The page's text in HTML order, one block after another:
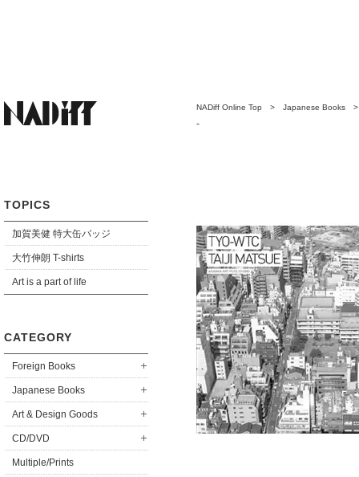
TOPICS
加賀美健 特大缶バッジ
大竹伸朗 T-shirts
Art is a part of life
CATEGORY
Foreign Books
Japanese Books
Art & Design Goods
CD/DVD
Multiple/Prints
NADiff Online Top > Japanese Books
-